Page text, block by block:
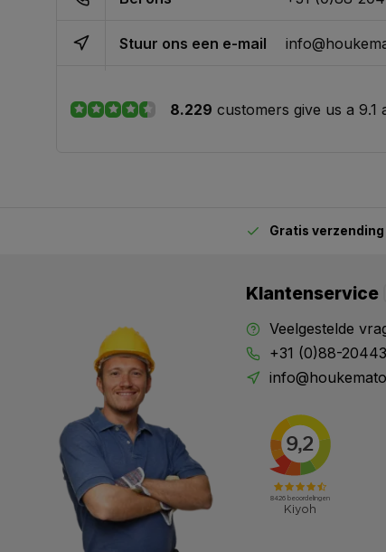
Stuur ons een e-mail
8.229 customers give us a 9.1
Gratis verzending
Klantenservice
Veelgestelde
+31 (0)88-